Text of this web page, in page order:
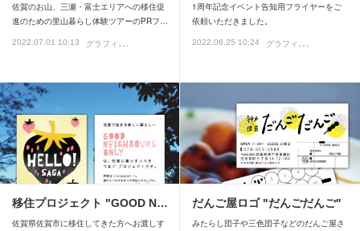
佐賀のお山、三瀬・富士エリアへの移住促
進のための里山暮らし体験ツアーのPRフ…
2022.07.01 10:13 グ
ラフィックデザイン
1周年記念イベント告知用フライヤーをご
依頼いただきました。
2022.06.25 10:24 グ
ラフィックデザイン
移住プロジェクト "GOOD N…
佐賀県佐賀市に移住してきた方へお渡しす
だんご屋ロゴ "だんごだんご"
みたらし団子や三色団子などのだんご屋さ